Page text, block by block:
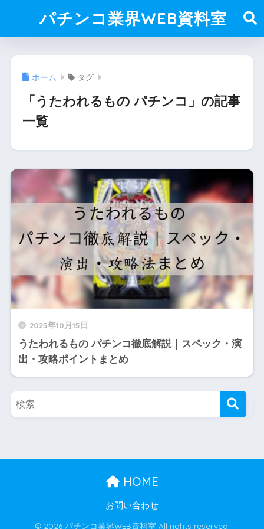
パチンコ業界WEB資料室
ホーム タグ
「うたわれるもの パチンコ」の記事
一覧
2025年10月15日
うたわれるもの パチンコ徹底解説｜スペック・演
出・攻略ポイントまとめ
HOME
お問い合わせ
© 2026 パチンコ業界WEB資料室 All rights reserved.